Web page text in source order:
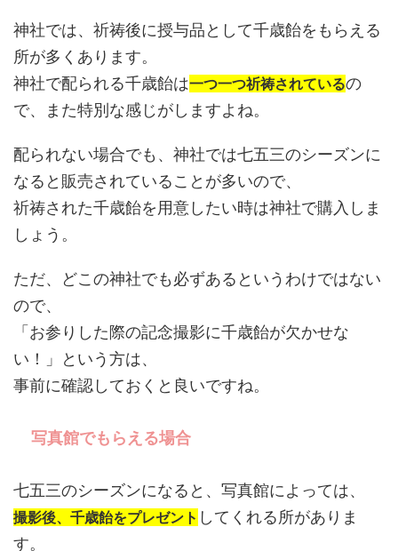
神社では、祈祷後に授与品として千歳飴をもらえる
所が多くあります。
神社で配られる千歳飴は一つ一つ祈祷されているの
で、また特別な感じがしますよね。
配られない場合でも、神社では七五三のシーズンに
なると販売されていることが多いので、
祈祷された千歳飴を用意したい時は神社で購入しま
しょう。
ただ、どこの神社でも必ずあるというわけではない
ので、
「お参りした際の記念撮影に千歳飴が欠かせな
い！」という方は、
事前に確認しておくと良いですね。
写真館でもらえる場合
七五三のシーズンになると、写真館によっては、
撮影後、千歳飴をプレゼント してくれる所がありま
す。